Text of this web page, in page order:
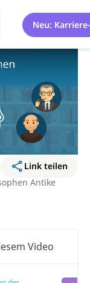
Neu:
Link teilen
Antike
Video